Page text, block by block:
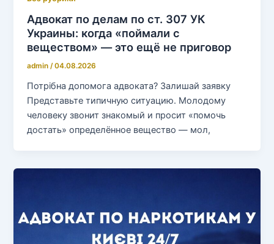
Адвокат по делам по ст. 307 УК
Украины: когда «поймали с
веществом» — это ещё не приговор
admin/04.08.2026
Потрібна допомога адвоката? Залишай заявку
Представьте типичную ситуацию. Молодому
человеку звонит знакомый и просит «помочь
достать» определённое вещество — мол,